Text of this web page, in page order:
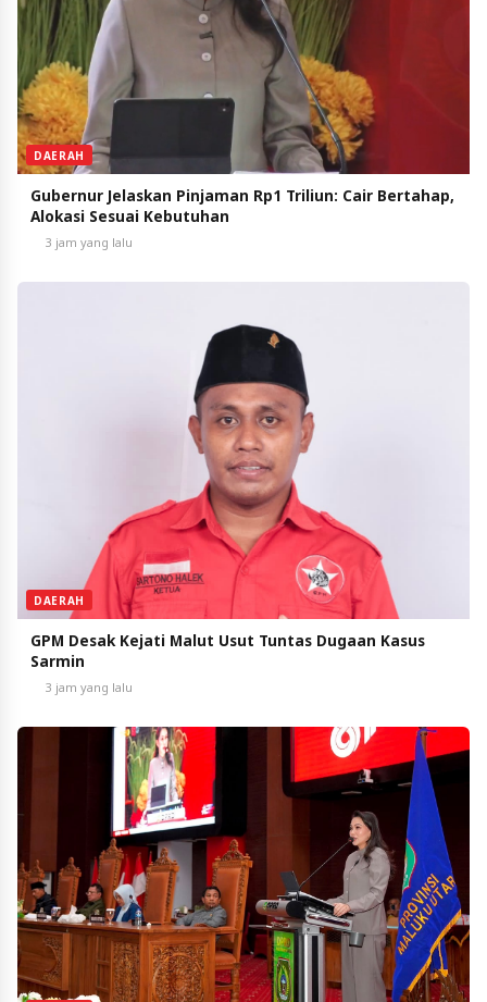
DAERAH
Gubernur Jelaskan Pinjaman Rp1 Triliun: Cair Bertahap,
Alokasi Sesuai Kebutuhan
3 jam yang lalu
DAERAH
GPM Desak Kejati Malut Usut Tuntas Dugaan Kasus
Sarmin
3 jam yang lalu